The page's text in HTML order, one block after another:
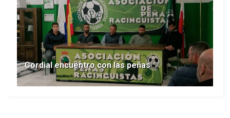
Cordial encuentro con las peñas